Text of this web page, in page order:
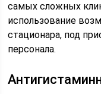
самых сложных
использование
стационара, под
персонала.